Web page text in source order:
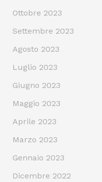
Ottobre 2023
Settembre 2023
Agosto 2023
Luglio 2023
Giugno 2023
Maggio 2023
Aprile 2023
Marzo 2023
Gennaio 2023
Dicembre 2022